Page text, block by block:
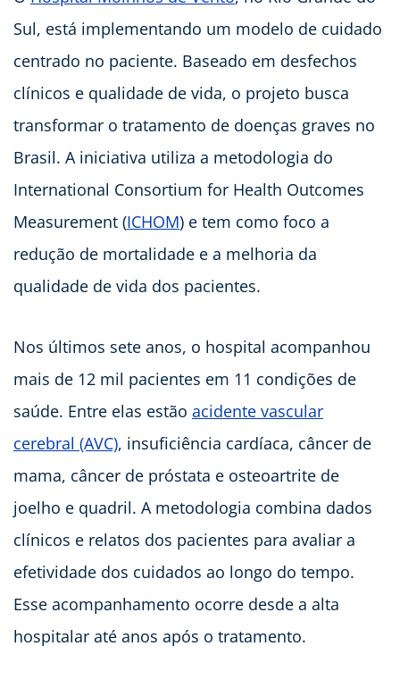
Sul, está implementando um modelo de cuidado
centrado no paciente. Baseado em desfechos
clínicos e qualidade de vida, o projeto busca
transformar o tratamento de doenças graves no
Brasil. A iniciativa utiliza a metodologia do
International Consortium for Health Outcomes
Measurement (ICHOM) e tem como foco a
redução de mortalidade e a melhoria da
qualidade de vida dos pacientes.
Nos últimos sete anos, o hospital acompanhou
mais de 12 mil pacientes em 11 condições de
saúde. Entre elas estão acidente vascular
cerebral (AVC), insuficiência cardíaca, câncer de
mama, câncer de próstata e osteoartrite de
joelho e quadril. A metodologia combina dados
clínicos e relatos dos pacientes para avaliar a
efetividade dos cuidados ao longo do tempo.
Esse acompanhamento ocorre desde a alta
hospitalar até anos após o tratamento.